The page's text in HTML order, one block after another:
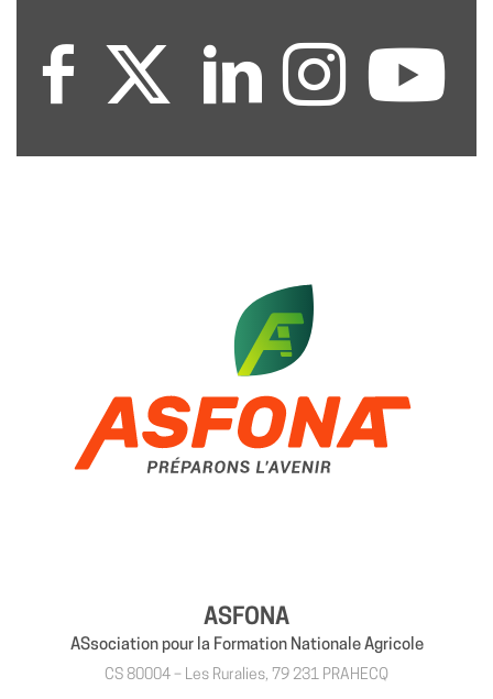
ASFONA
ASsociation pour la Formation Nationale Agricole
CS 80004 – Les Ruralies, 79 231 PRAHECQ